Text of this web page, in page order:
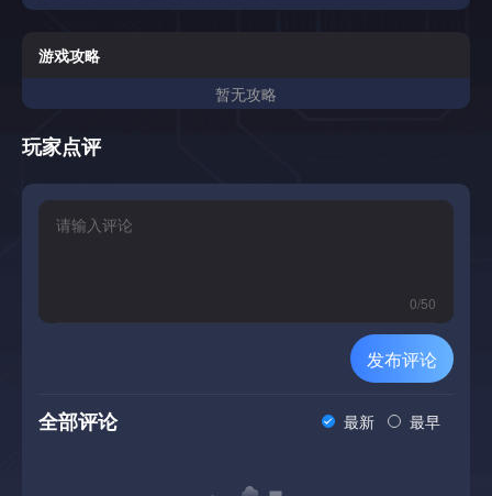
游戏攻略
暂无攻略
玩家点评
0/50
发布评论
全部评论 最新 最早